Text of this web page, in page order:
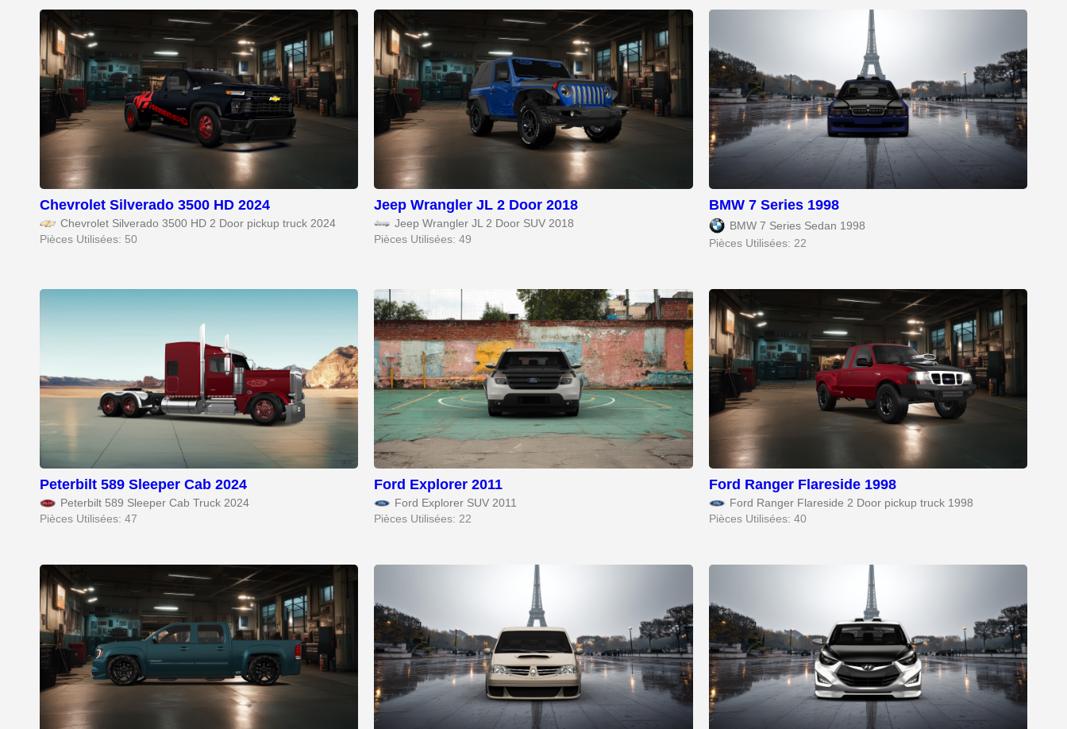
Chevrolet Silverado 3500 HD 2024
Chevrolet Silverado 3500 HD 2 Door pickup truck 2024
Pièces Utilisées: 50
Jeep Wrangler JL 2 Door 2018
Jeep Wrangler JL 2 Door SUV 2018
Pièces Utilisées: 49
BMW 7 Series 1998
BMW 7 Series Sedan 1998
Pièces Utilisées: 22
Peterbilt 589 Sleeper Cab 2024
Peterbilt 589 Sleeper Cab Truck 2024
Pièces Utilisées: 47
Ford Explorer 2011
Ford Explorer SUV 2011
Pièces Utilisées: 22
Ford Ranger Flareside 1998
Ford Ranger Flareside 2 Door pickup truck 1998
Pièces Utilisées: 40